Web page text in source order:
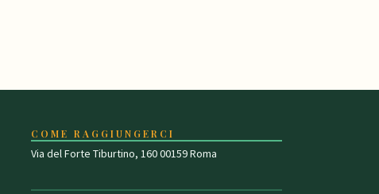
COME RAGGIUNGERCI
Via del Forte Tiburtino, 160 00159 Roma